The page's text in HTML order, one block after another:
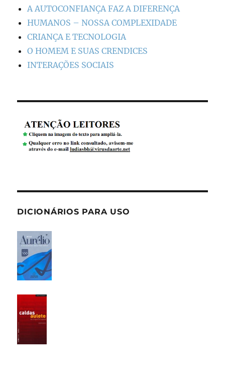
A AUTOCONFIANÇA FAZ A DIFERENÇA
HUMANOS – NOSSA COMPLEXIDADE
CRIANÇA E TECNOLOGIA
O HOMEM E SUAS CRENDICES
INTERAÇÕES SOCIAIS
DICIONÁRIOS PARA USO